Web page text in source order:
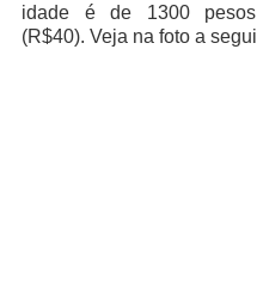
idade é de 1300 pesos
(R$40). Veja na foto a